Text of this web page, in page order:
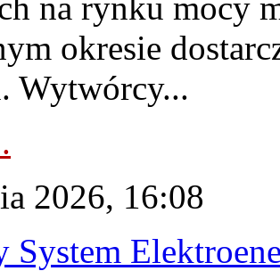
okresie
Wytwórcy...
2026, 16:08
System